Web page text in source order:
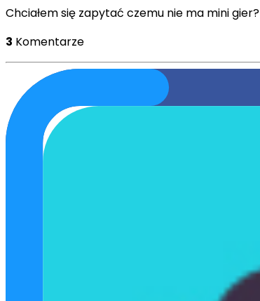
Chciałem się zapytać czemu nie ma mini gier?
3 Komentarze